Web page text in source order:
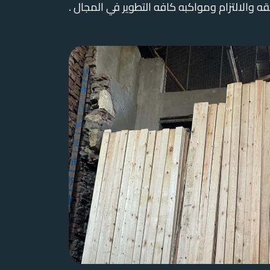
والالتزام ومواكبه كافه التطوير في المجال .